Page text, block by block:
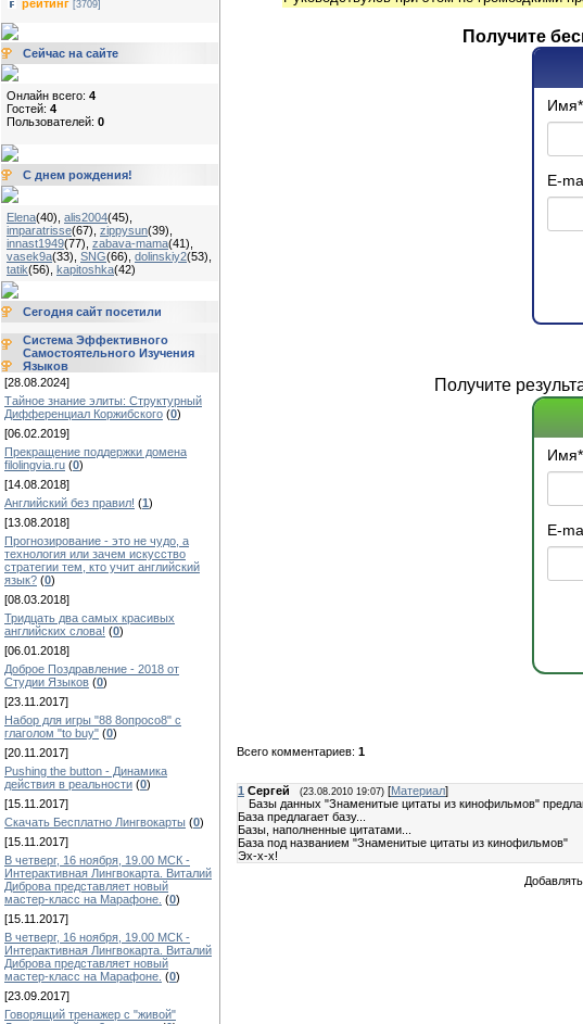
рейтинг [3709]
Сейчас на сайте
Онлайн всего: 4
Гостей: 4
Пользователей: 0
С днем рождения!
Elena(40) alis2004(45)
imparatrisse(67) zippysun(39)
innast1949(77) zabava-mama(41)
vasek9a(33) SNG(66) dolinskiy2(53)
tatik(56) kapitoshka(42)
Сегодня сайт посетили
Система Эффективного
Самостоятельного Изучения
Языков
[28.08.2024]
Тайное знание элиты: Структурный
Дифференциал Коржибского (0)
[06.02.2019]
Прекращение поддержки домена
filolingvia.ru (0)
[14.08.2018]
Английский без правил! (1)
[13.08.2018]
Прогнозирование - это не чудо, а
технология или зачем искусство
стратегии тем, кто учит английский
язык? (0)
[08.03.2018]
Тридцать два самых красивых
английских слова! (0)
[06.01.2018]
Доброе Поздравление - 2018 от
Студии Языков (0)
[23.11.2017]
Набор для игры "88 8опросо8" с
глаголом "to buy" (0)
[20.11.2017]
Pushing the button - Динамика
действия в реальности (0)
[15.11.2017]
Скачать Бесплатно Лингвокарты (0)
[15.11.2017]
В четверг, 16 ноября, 19.00 МСК -
Интерактивная Лингвокарта. Виталий
Диброва представляет новый
мастер-класс на Марафоне. (0)
[15.11.2017]
В четверг, 16 ноября, 19.00 МСК -
Интерактивная Лингвокарта. Виталий
Диброва представляет новый
мастер-класс на Марафоне. (0)
[23.09.2017]
Говорящий тренажер с "живой"
Получите
Имя*
E-
Получите
Имя*
E-
Всего комментариев: 1
1 Сергей (23.08.2010 19:07) [Материал]
Базы данных "Знаменитые цитаты из кинофильмов"
База предлагает базу...
Базы, наполненные цитатами...
База под названием "Знаменитые цитаты из кинофильмов"
Эх-х-х!